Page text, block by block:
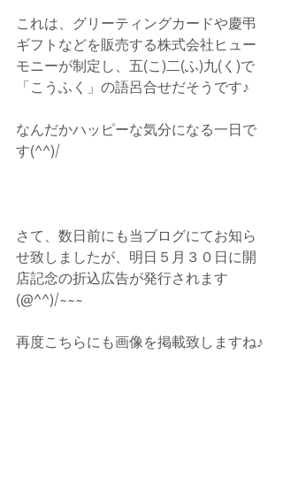
これは、グリーティングカードや慶弔
ギフトなどを販売する株式会社ヒュー
モニーが制定し、五(こ)二(ふ)九(く)で
「こうふく」の語呂合せだそうです♪
なんだかハッピーな気分になる一日で
す(^^)/
さて、数日前にも当ブログにてお知ら
せ致しましたが、明日５月３０日に開
店記念の折込広告が発行されます
(@^^)/~~~
再度こちらにも画像を掲載致しますね♪